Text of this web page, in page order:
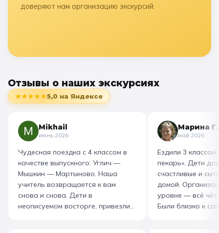
доверяют нам организацию экскурсий.
Отзывы о наших экскурсиях
★★★★★5,0 на Яндексе
Mikhail
июнь 2026
Чудесная поездка с 4 классом в
качестве выпускного: Углич —
Мышкин — Мартыново. Наша
учитель возвращается к вам
снова и снова. Дети в
неописуемом восторге, привезли
Марина Г.
май 2026
Ездили 3 классом
пекарь». Дети
счастливые и
домой.
уровне — всё
Были близко к